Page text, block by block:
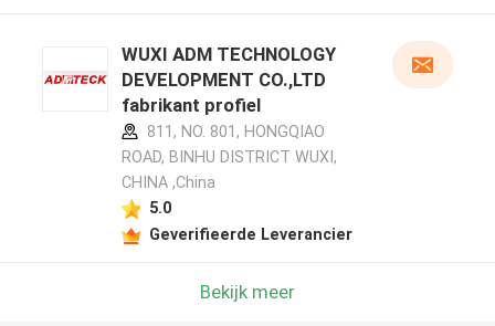
WUXI ADM TECHNOLOGY
DEVELOPMENT CO.,LTD
fabrikant profiel
811, NO. 801, HONGQIAO
ROAD, BINHU DISTRICT WUXI,
CHINA ,China
5.0
Geverifieerde Leverancier
Bekijk meer